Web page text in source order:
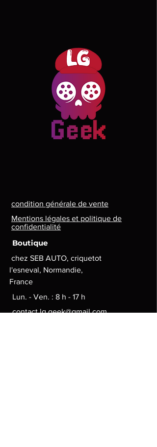
condition générale de vente
Mentions légales et politique de
confidentialité
Boutique
chez SEB AUTO, criquetot
l'esneval, Normandie,
France
Lun. - Ven. : 8 h - 17 h
contact.lg.geek@gmail.com